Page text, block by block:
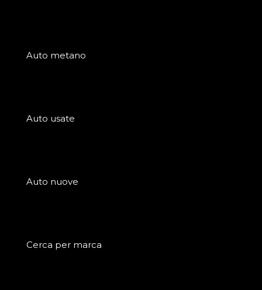
Auto metano
Auto usate
Auto nuove
Cerca per marca